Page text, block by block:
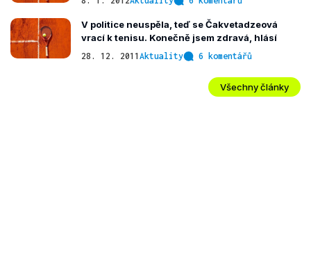
V politice neuspěla, teď se Čakvetadzeová
vrací k tenisu. Konečně jsem zdravá, hlásí
28. 12. 2011Aktuality 6 komentářů
Všechny články